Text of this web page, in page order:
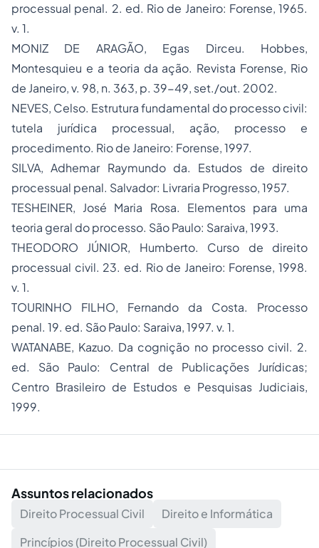
processual penal. 2. ed. Rio de Janeiro: Forense, 1965.
v. 1.
MONIZ DE ARAGÃO, Egas Dirceu. Hobbes,
Montesquieu e a teoria da ação. Revista Forense, Rio
de Janeiro, v. 98, n. 363, p. 39-49, set./out. 2002.
NEVES, Celso. Estrutura fundamental do processo civil:
tutela jurídica processual, ação, processo e
procedimento. Rio de Janeiro: Forense, 1997.
SILVA, Adhemar Raymundo da. Estudos de direito
processual penal. Salvador: Livraria Progresso, 1957.
TESHEINER, José Maria Rosa. Elementos para uma
teoria geral do processo. São Paulo: Saraiva, 1993.
THEODORO JÚNIOR, Humberto. Curso de direito
processual civil. 23. ed. Rio de Janeiro: Forense, 1998.
v. 1.
TOURINHO FILHO, Fernando da Costa. Processo
penal. 19. ed. São Paulo: Saraiva, 1997. v. 1.
WATANABE, Kazuo. Da cognição no processo civil. 2.
ed. São Paulo: Central de Publicações Jurídicas;
Centro Brasileiro de Estudos e Pesquisas Judiciais,
1999.
Assuntos relacionados
Direito Processual Civil
Direito e Informática
Princípios (Direito Processual Civil)